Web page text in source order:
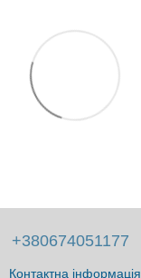
+380674051177
Контактна інформація